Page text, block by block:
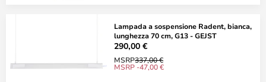
Lampada a sospensione Radent, bianca,
lunghezza 70 cm, G13 - GEJST
290,00 €
MSRP337,00 €
MSRP -47,00 €